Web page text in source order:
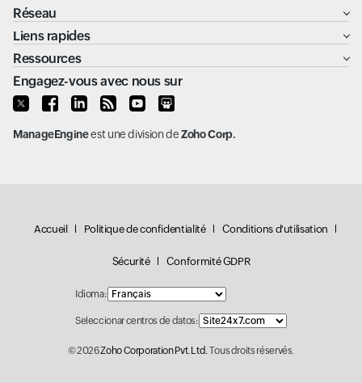
Réseau
Liens rapides
Ressources
Engagez-vous avec nous sur
ManageEngineest une division deZoho Corp.
Accueil Politique de confidentialité Conditions d'utilisation
Sécurité Conformité GDPR
Idioma:
Seleccionar centros de datos:
© 2026Zoho Corporation Pvt. Ltd.Tous droits réservés.